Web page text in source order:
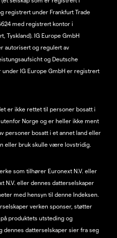
registrert under Frankfurt Trade
med registrert kontor i
Tyskland). IG Europe GmbH
autorisert og regulert av
og Deutsche
under IG Europe GmbH er registrert
er ikke rettet til personer bosatt i
Norge og er heller ikke ment
personer bosatt i et annet land eller
eller bruk skulle være lovstridig.
som tilhører Euronext N.V. eller
N.V. eller dennes datterselskaper
med hensyn til denne Indeksen.
verken sponser, støtter
produktets utsteding og
dennes datterselskaper sier fra seg